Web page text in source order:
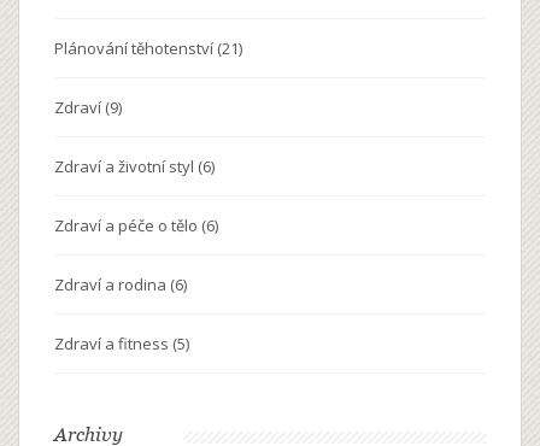
Plánování těhotenství (21)
Zdraví (9)
Zdraví a životní styl (6)
Zdraví a péče o tělo (6)
Zdraví a rodina (6)
Zdraví a fitness (5)
Archivy